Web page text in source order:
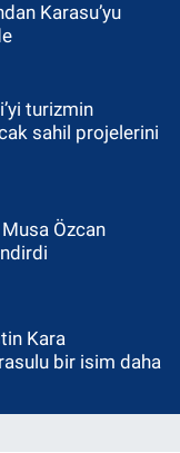
Karasu’yu
turizmin
sahil projelerini
Özcan
Kara
bir isim daha